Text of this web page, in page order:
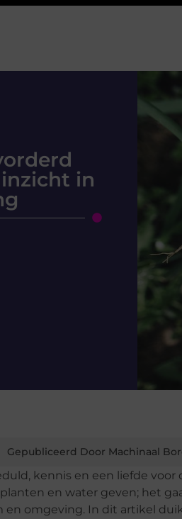
in
Gepubliceerd Door Machinaal
kennis en een liefde
en water geven; het
omgeving. In dit artikel